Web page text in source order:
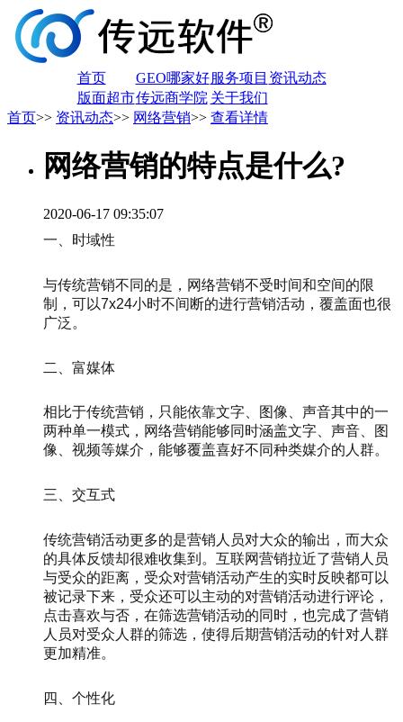
首页 GEO哪家好 服务项目 资讯动态
版面超市传远商学院 关于我们
首页>> 资讯动态>> 网络营销>> 查看详情
网络营销的特点是什么?
2020-06-17 09:35:07
一、时域性
与传统营销不同的是，网络营销不受时间和空间的限
制，可以7x24小时不间断的进行营销活动，覆盖面也很
广泛。
二、富媒体
相比于传统营销，只能依靠文字、图像、声音其中的一
两种单一模式，网络营销能够同时涵盖文字、声音、图
像、视频等媒介，能够覆盖喜好不同种类媒介的人群。
三、交互式
传统营销活动更多的是营销人员对大众的输出，而大众
的具体反馈却很难收集到。互联网营销拉近了营销人员
与受众的距离，受众对营销活动产生的实时反映都可以
被记录下来，受众还可以主动的对营销活动进行评论，
点击喜欢与否，在筛选营销活动的同时，也完成了营销
人员对受众人群的筛选，使得后期营销活动的针对人群
更加精准。
四、个性化